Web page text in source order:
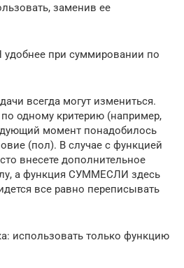
заменив ее
при суммировании по
всегда могут измениться.
одному критерию (например,
момент понадобилось
(пол). В случае с функцией
внесете дополнительное
а функция СУММЕСЛИ здесь
все равно переписывать
использовать только функцию